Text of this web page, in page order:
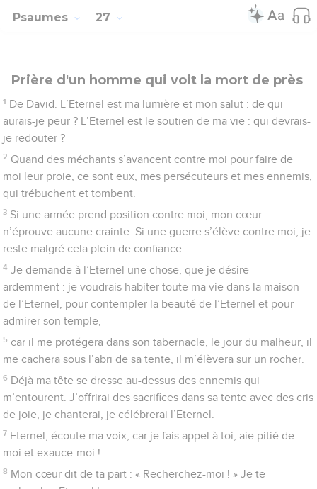
me cachera sous l’abri de sa tente, il m’élèvera sur un rocher.
de joie, je chanterai, je célébrerai l’Eternel.
Mon cœur dit de ta part : « Recherchez-moi ! » Je te
Ne me cache pas ton visage, ne repousse pas avec colère
ton serviteur ! Tu es mon secours : ne me laisse pas, ne
Même si mon père et ma mère viennent à m’abandonner,
l’Eternel m’accueillera.
11
Eternel, enseigne-moi ta voie, conduis-moi dans le sentier
de la droiture, à cause de mes ennemis.
12 Ne me livre pas à la merci de mes adversaires, car de faux
témoins s’attaquent à moi, des hommes qui ne respirent que la
violence.
13 Oh ! si je n’étais pas sûr de voir la bonté de l’Eternel au pays
des vivants…
14 Espère en l’Eternel ! Fortifie-toi et que ton cœur
s’affermisse ! Espère en l’Eternel !
Contenus Versions Commentaires Strong